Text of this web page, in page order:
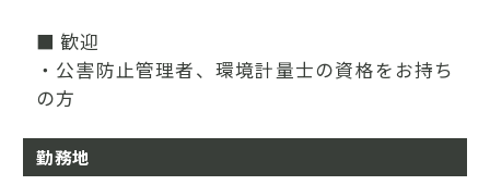
■ 歓迎
・公害防止管理者、環境計量士の資格をお持ち
の方
勤務地